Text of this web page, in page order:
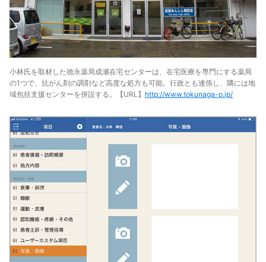
小林氏を取材した徳永薬局成瀬在宅センターは、在宅医療を専門にする薬局
の1つで、抗がん剤の調剤など高度な処方も可能。行政とも連係し、隣には地
域包括支援センターを併設する。【URL】 http://www.tokunaga-p.jp/